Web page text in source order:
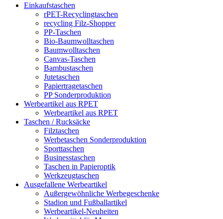
Einkaufstaschen
rPET-Recyclingtaschen
recycling Filz-Shopper
PP-Taschen
Bio-Baumwolltaschen
Baumwolltaschen
Canvas-Taschen
Bambustaschen
Jutetaschen
Papiertragetaschen
PP Sonderproduktion
Werbeartikel aus RPET
Werbeartikel aus RPET
Taschen / Rucksäcke
Filztaschen
Werbetaschen Sonderproduktion
Sporttaschen
Businesstaschen
Taschen in Papieroptik
Werkzeugtaschen
Ausgefallene Werbeartikel
Außergewöhnliche Werbegeschenke
Stadion und Fußballartikel
Werbeartikel-Neuheiten